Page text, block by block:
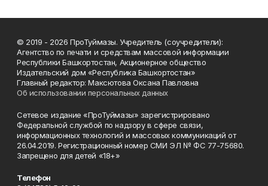
© 2019 - 2026 ПроТуймазы. Учредитель (соучредители):
Агентство по печати и средствам массовой информации
Республики Башкортостан, Акционерное общество
Издательский дом «Республика Башкортостан»
Главный редактор: Максютова Оксана Павловна
Об использовании персональных данных
Сетевое издание «ПроТуймазы» зарегистрировано
Федеральной службой по надзору в сфере связи,
информационных технологий и массовых коммуникаций от
26.04.2019. Регистрационный номер СМИ ЭЛ № ФС 77-75680.
Запрещено для детей «18+»
Телефон